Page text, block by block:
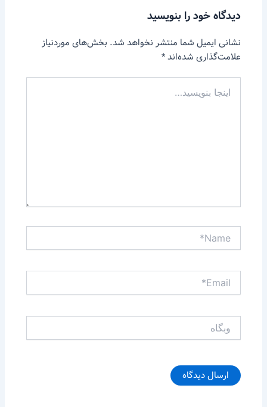
دیدگاه‌ خود را بنویسید
نشانی ایمیل شما منتشر نخواهد شد. بخش‌های موردنیاز
علامت‌گذاری شده‌اند*
بنویسید…
Email*